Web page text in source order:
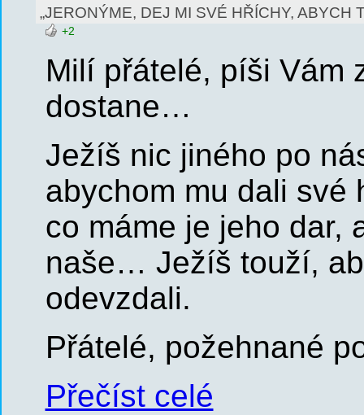
„JERONÝME, DEJ MI SVÉ HŘÍCHY, ABYCH
+2
Milí přátelé, píši Vám
dostane…
Ježíš nic jiného po
abychom mu dali
co máme je jeho dar,
naše… Ježíš touží,
odevzdali.
Přátelé, požehnané
Přečíst celé